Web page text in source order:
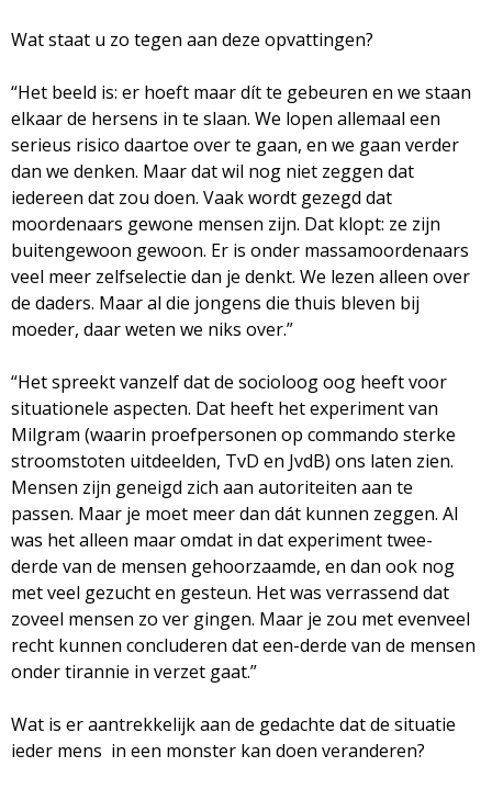
Wat staat u zo tegen aan deze opvattingen?
“Het beeld is: er hoeft maar dít te gebeuren en we staan
elkaar de hersens in te slaan. We lopen allemaal een
serieus risico daartoe over te gaan, en we gaan verder
dan we denken. Maar dat wil nog niet zeggen dat
iedereen dat zou doen. Vaak wordt gezegd dat
moordenaars gewone mensen zijn. Dat klopt: ze zijn
buitengewoon gewoon. Er is onder massamoordenaars
veel meer zelfselectie dan je denkt. We lezen alleen over
de daders. Maar al die jongens die thuis bleven bij
moeder, daar weten we niks over.”
“Het spreekt vanzelf dat de socioloog oog heeft voor
situationele aspecten. Dat heeft het experiment van
Milgram (waarin proefpersonen op commando sterke
stroomstoten uitdeelden, TvD en JvdB) ons laten zien.
Mensen zijn geneigd zich aan autoriteiten aan te
passen. Maar je moet meer dan dát kunnen zeggen. Al
was het alleen maar omdat in dat experiment twee-
derde van de mensen gehoorzaamde, en dan ook nog
met veel gezucht en gesteun. Het was verrassend dat
zoveel mensen zo ver gingen. Maar je zou met evenveel
recht kunnen concluderen dat een-derde van de mensen
onder tirannie in verzet gaat.”
Wat is er aantrekkelijk aan de gedachte dat de situatie
ieder mens in een monster kan doen veranderen?